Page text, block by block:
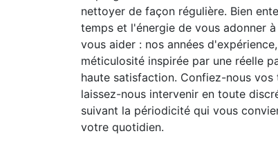
nettoyer de façon régulière. Bien
temps et l'énergie de vous adonner
vous aider : nos années
méticulosité inspirée par une réelle
haute satisfaction. Confiez-nous
laissez-nous intervenir en toute
suivant la périodicité qui vous
votre quotidien.